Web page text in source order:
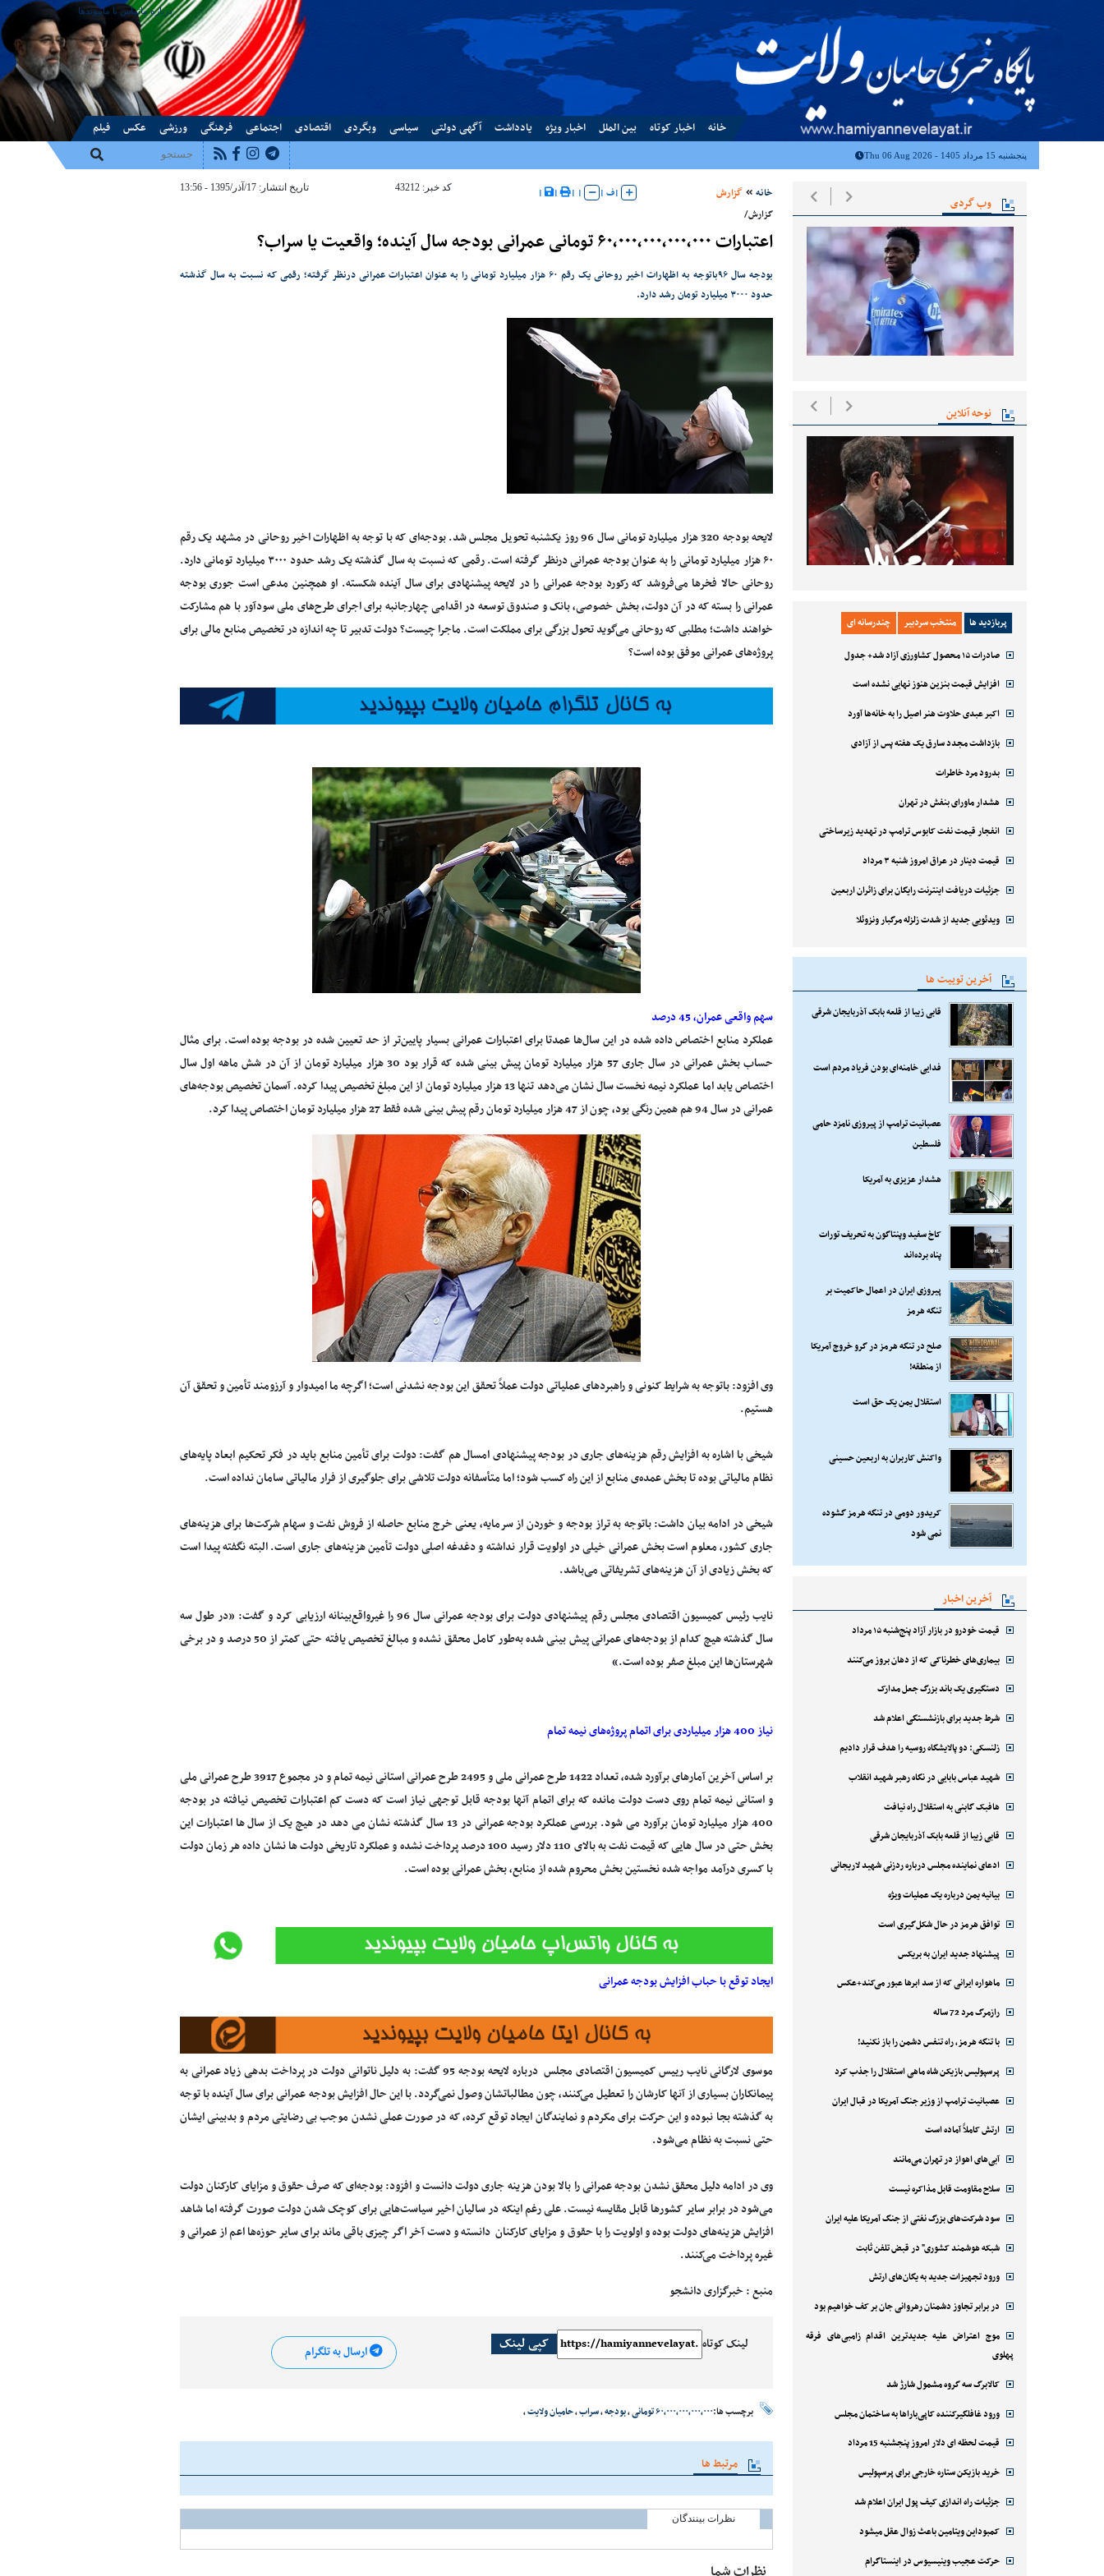
درباره ماتماس با ماپیوندها
خانه اخبار کوتاه بین الملل اخبار ویژه یادداشت آگهی دولتی سیاسی وبگردی اقتصادی اجتماعی فرهنگی ورزشی عکس فیلم
پنجشنبه 15 مرداد 1405 - Thu 06 Aug 2026
وب گردی
نوحه آنلاین
پربازدید ها منتخب سردبیر چندرسانه ای
صادرات ۱۵ محصول کشاورزی آزاد شد+ جدول
افزایش قیمت بنزین هنوز نهایی نشده است
اکبر عبدی حلاوت هنر اصیل را به خانه‌ها آورد
بازداشت مجدد سارق یک هفته پس از آزادی
بدرود مرد خاطرات
هشدار ماورای بنفش در تهران
انفجار قیمت نفت کابوس ترامپ در تهدید زیرساختی
قیمت دینار در عراق امروز شنبه ۳ مرداد
جزئیات دریافت اینترنت رایگان برای زائران اربعین
ویدئویی جدید از شدت زلزله مرگبار ونزوئلا
آخرین توییت ها
قابی زیبا از قلعه بابک آذربایجان شرقی
فدایی خامنه‌ای بودن فریاد مردم است
عصبانیت ترامپ از پیروزی نامزد حامی
فلسطین
هشدار عزیزی به آمریکا
کاخ سفید وپنتاگون به تحریف تورات
پناه برده‌اند
پیروزی ایران در اعمال حاکمیت بر
تنگه هرمز
صلح در تنگه هرمز در گرو خروج آمریکا
از منطقه!
استقلال یمن یک حق است
واکنش کاربران به اربعین حسینی
کریدور دومی در تنگه هرمز گشوده
نمی شود
آخرین اخبار
قیمت خودرو در بازار آزاد پنج‌شنبه ۱۵ مرداد
بیماری‌های خطرناکی که از دهان بروز می‌کنند
دستگیری یک باند بزرگ جعل مدارک
شرط جدید برای بازنشستگی اعلام شد
زلنسکی: دو پالایشگاه روسیه را هدف قرار دادیم
شهید عباس بابایی در نگاه رهبر شهید انقلاب
هافبک گابنی به استقلال راه نیافت
قابی زیبا از قلعه بابک آذربایجان شرقی
ادعای نماینده مجلس درباره ردزنی شهید لاریجانی
بیانیه یمن درباره یک عملیات ویژه
توافق هرمز در حال شکل‌گیری است
پیشنهاد جدید ایران به بریکس
ماهواره ایرانی که از سد ابرها عبور می‌کند+عکس
رازمرگ مرد 72 ساله
با تنگه هرمز، راه تنفس دشمن را باز نکنید!
پرسپولیس بازیکن شاه ماهی استقلال را جذب کرد
عصبانیت ترامپ از وزیر جنگ آمریکا در قبال ایران
ارتش کاملاً آماده است
آبی‌های اهواز در تهران می‌مانند
سلاح مقاومت قابل مذاکره نیست
سود شرکت‌های بزرگ نفتی از جنگ آمریکا علیه ایران
شبکه هوشمند کشوری" در قبض تلفن ثابت
ورود تجهیزات جدید به یگان‌های ارتش
در برابر تجاوز دشمنان رهروانی جان بر کف خواهیم بود
موج اعتراض علیه جدیدترین اقدام زامبی‌های فرقه
پهلوی
کالابرگ سه گروه مشمول شارژ شد
ورود غافلگیرکننده کاپی‌باراها به ساختمان مجلس
قیمت لحظه ای دلار امروز پنجشنبه 15 مرداد
خرید بازیکن ستاره خارجی برای پرسپولیس
جزئیات راه اندازی کیف پول ایران اعلام شد
کمبوداین ویتامین باعث زوال عقل میشود
حرکت عجیب وینیسیوس در اینستاگرام
خانه گزارش |ف |
|
|
|
| کد خبر: 43212 تاریخ انتشار: 17/آذر/1395 - 13:56
گزارش/
اعتبارات ۶۰،۰۰۰،۰۰۰،۰۰۰،۰۰۰ تومانی عمرانی بودجه سال آینده؛ واقعیت یا سراب؟
بودجه‌ سال ۹۶باتوجه به اظهارات اخیر روحانی یک رقم ۶۰ هزار میلیارد تومانی را به عنوان اعتبارات عمرانی درنظر گرفته؛ رقمی که نسبت به سال گذشته
حدود ۳۰۰۰ میلیارد تومان رشد دارد.
لایحه بودجه 320 هزار میلیارد تومانی سال 96 روز یکشنبه تحویل مجلس شد. بودجه‌ای که با توجه به اظهارات اخیر روحانی در مشهد یک رقم
۶۰ هزار میلیارد تومانی را به عنوان بودجه عمرانی درنظر گرفته است. رقمی که نسبت به سال گذشته یک رشد حدود ۳۰۰۰ میلیارد تومانی دارد.
روحانی حالا فخرها می‌فروشد که رکورد بودجه عمرانی را در لایحه پیشنهادی برای سال آینده شکسته. او همچنین مدعی است جوری بودجه
عمرانی را بسته که در آن دولت، بخش ‌خصوصی، بانک و صندوق توسعه در اقدامی چهارجانبه برای اجرای طرح‌های ملی سودآور با هم مشارکت
‌خواهند داشت؛ مطلبی که روحانی می‌گوید تحول بزرگی برای مملکت است. ماجرا چیست؟ دولت تدبیر تا چه اندازه در تخصیص منابع مالی برای
پروژه‌های عمرانی موفق بوده است؟
سهم واقعی عمران، 45 درصد
عملکرد منابع اختصاص داده شده در این سال‌ها عمدتا برای اعتبارات عمرانی بسیار پایین‌تر از حد تعیین شده در بودجه بوده است. برای مثال
حساب بخش عمرانی در سال جاری 57 هزار میلیارد تومان پیش بینی شده که قرار بود 30 هزار میلیارد تومان از آن در شش ماهه اول سال
اختصاص یابد اما عملکرد نیمه نخست سال نشان می‌دهد تنها 13 هزار میلیارد تومان از این مبلغ تخصیص پیدا کرده. آسمان تخصیص بودجه‌های
عمرانی در سال 94 هم همین رنگی بود، چون از 47 هزار میلیارد تومان رقم پیش بینی شده فقط 27 هزار میلیارد تومان اختصاص پیدا کرد.
وی افزود: باتوجه به شرایط کنونی و راهبردهای عملیاتی دولت عملاً تحقق این بودجه نشدنی است؛ اگرچه ما امیدوار و آرزومند تأمین و تحقق آن
هستیم.
شیخی با اشاره به افزایش رقم هزینه‌های جاری در بودجه پیشنهادی امسال هم گفت: دولت برای تأمین منابع باید در فکر تحکیم ابعاد پایه‌های
نظام مالیاتی بوده تا بخش عمده‌ی منابع از این راه کسب شود؛ اما متأسفانه دولت تلاشی برای جلوگیری از فرار مالیاتی سامان نداده است.
شیخی در ادامه بیان داشت: باتوجه به تراز بودجه و خوردن از سرمایه، یعنی خرج منابع حاصله از فروش نفت و سهام شرکت‌ها برای هزینه‌های
جاری کشور، معلوم است بخش عمرانی خیلی در اولویت قرار نداشته و دغدغه اصلی دولت تأمین هزینه‌های جاری است. البته نگفته پیدا است
که بخش زیادی از آن هزینه‌های تشریفاتی می‌باشد.
نایب رئیس کمیسیون اقتصادی مجلس رقم پیشنهادی دولت برای بودجه عمرانی سال 96 را غیرواقع‌بینانه ارزیابی کرد و گفت: «در طول سه
سال گذشته هیچ کدام از بودجه‌های عمرانی پیش بینی شده به‌طور کامل محقق نشده و مبالغ تخصیص یافته حتی کمتر از 50 درصد و در برخی
شهرستان‌ها این مبلغ صفر بوده است.»
نیاز 400 هزار میلیاردی برای اتمام پروژه‌های نیمه تمام
بر اساس آخرین آمارهای برآورد شده، تعداد 1422 طرح عمرانی ملی و 2495 طرح عمرانی استانی نیمه تمام و در مجموع 3917 طرح عمرانی ملی
و استانی نیمه تمام روی دست دولت مانده که برای اتمام آنها بودجه قابل توجهی نیاز است که دست کم اعتبارات تخصیص نیافته در بودجه
400 هزار میلیارد تومان برآورد می شود. بررسی عملکرد بودجه عمرانی در 13 سال گذشته نشان می دهد در هیچ یک از سال ها اعتبارات این
بخش حتی در سال هایی که قیمت نفت به بالای 110 دلار رسید 100 درصد پرداخت نشده و عملکرد تاریخی دولت ها نشان داده هر زمان دولت
با کسری درآمد مواجه شده نخستین بخش محروم شده از منابع، بخش عمرانی بوده است.
ایجاد توقع با حباب افزایش بودجه عمرانی
موسوی لارگانی نایب رییس کمیسیون اقتصادی مجلس درباره لایحه بودجه 95 گفت: به دلیل ناتوانی دولت در پرداخت بدهی زیاد عمرانی به
پیمانکاران بسیاری از آنها کارشان را تعطیل می‌کنند، چون مطالباتشان وصول نمی‌گردد. با این حال افزایش بودجه عمرانی برای سال آینده با توجه
به گذشته بجا نبوده و این حرکت برای مکردم و نمایندگان ایجاد توقع کرده، که در صورت عملی نشدن موجب بی رضایتی مردم و بدبینی ایشان
حتی نسبت به نظام می‌شود.
وی در ادامه دلیل محقق نشدن بودجه عمرانی را بالا بودن هزینه جاری دولت دانست و افزود: بودجه‌ای که صرف حقوق و مزایای کارکنان دولت
می‌شود در برابر سایر کشورها قابل مقایسه نیست. علی رغم اینکه در سالیان اخیر سیاست‌هایی برای کوچک شدن دولت صورت گرفته اما شاهد
افزایش هزینه‌های دولت بوده و اولویت را با حقوق و مزایای کارکنان دانسته و دست آخر اگر چیزی باقی ماند برای سایر حوزه‌ها اعم از عمرانی و
غیره پرداخت می‌کنند.
منبع : خبرگزاری دانشجو
لینک کوتاه کپی لینک ارسال به تلگرام
برچسب ها:۶۰،۰۰۰،۰۰۰،۰۰۰،۰۰۰ تومانی ،بودجه،سراب،حامیان ولایت،
مرتبط ها
نظرات بینندگان